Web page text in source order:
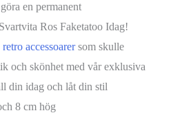
en permanent
Ros Faketatoo Idag!
retro accessoarersom skulle
och skönhet med vår exklusiva
din idag och låt din stil
8 cm hög